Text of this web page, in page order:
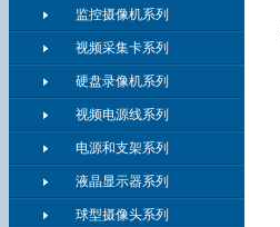
监控摄像机系列
视频采集卡系列
硬盘录像机系列
视频电源线系列
电源和支架系列
液晶显示器系列
球型摄像头系列